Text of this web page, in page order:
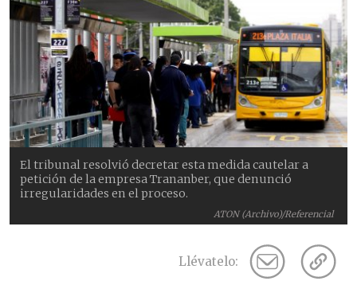
ATON (Archivo)/Referencial
El tribunal resolvió decretar esta medida cautelar a
petición de la empresa Trananber, que denunció
irregularidades en el proceso.
Llévatelo: